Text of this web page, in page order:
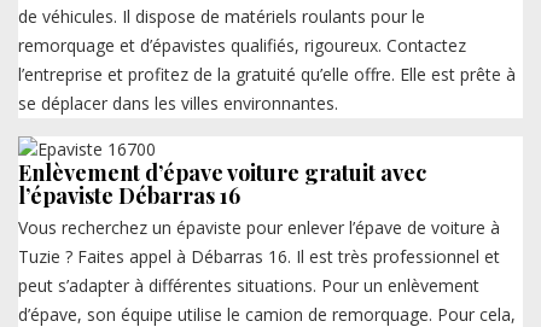
de véhicules. Il dispose de matériels roulants pour le
remorquage et d’épavistes qualifiés, rigoureux. Contactez
l’entreprise et profitez de la gratuité qu’elle offre. Elle est prête à
se déplacer dans les villes environnantes.
Enlèvement d’épave voiture gratuit avec
l’épaviste Débarras 16
Vous recherchez un épaviste pour enlever l’épave de voiture à
Tuzie ? Faites appel à Débarras 16. Il est très professionnel et
peut s’adapter à différentes situations. Pour un enlèvement
d’épave, son équipe utilise le camion de remorquage. Pour cela,